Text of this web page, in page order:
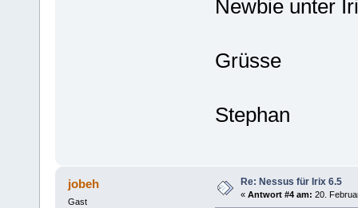
Newbie unter
Grüsse
Stephan
jobeh
Gast
Re: Nessus für Irix 6.5
« Antwort #4 am: 20.